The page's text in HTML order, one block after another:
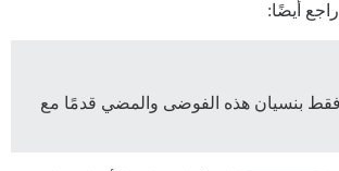
أيضًا:
بنسيان هذه الفوضى والمضي قدمًا مع